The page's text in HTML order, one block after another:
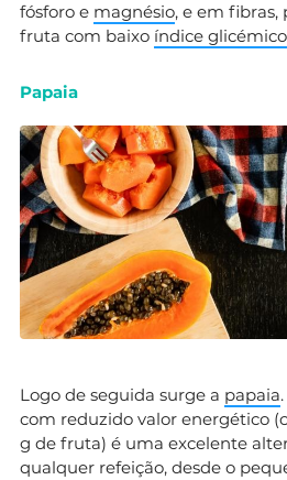
fósforo e magnésio, e em fibras,
fruta com baixo índice glicémico
Papaia
Logo de seguida surge a papaia
com reduzido valor energético
g de fruta) é uma excelente
qualquer refeição, desde o